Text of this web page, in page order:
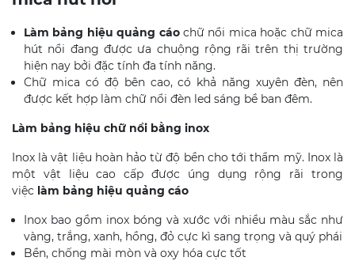
Làm bảng hiệu quảng cáochữ nổi mica hoặc chữ mica
hút nổi đang được ưa chuộng rộng rãi trên thị trường
hiện nay bởi đặc tính đa tính năng.
Chữ mica có độ bên cao, có khả năng xuyên đèn, nên
được kết hợp làm chữ nổi đèn led sáng bề ban đêm.
Làm bảng hiệu chữ nổi bằng inox
Inox là vật liệu hoàn hảo từ độ bền cho tới thẩm mỹ. Inox là
một vật liệu cao cấp được úng dụng rộng rãi trong
việc làm bảng hiệu quảng cáo
Inox bao gồm inox bóng và xước với nhiều màu sắc như
vàng, trắng, xanh, hồng, đỏ cực kì sang trọng và quý phái
Bền, chống mài mòn và oxy hóa cực tốt